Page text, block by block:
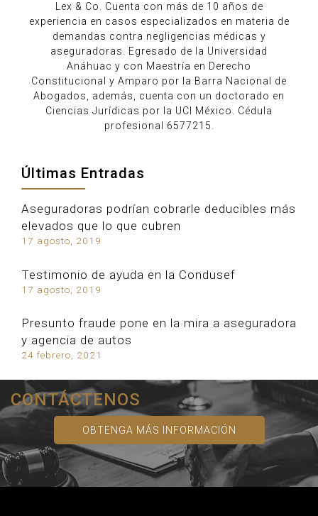
Lex & Co. Cuenta con más de 10 años de
experiencia en casos especializados en materia de
demandas contra negligencias médicas y
aseguradoras. Egresado de la Universidad
Anáhuac y con Maestría en Derecho
Constitucional y Amparo por la Barra Nacional de
Abogados, además, cuenta con un doctorado en
Ciencias Jurídicas por la UCI México. Cédula
profesional 6577215.
Últimas Entradas
Aseguradoras podrían cobrarle deducibles más
elevados que lo que cubren
17 agosto, 2019
Testimonio de ayuda en la Condusef
17 agosto, 2019
Presunto fraude pone en la mira a aseguradora
y agencia de autos
24 febrero, 2021
CONTÁCTENOS
OBTENGA MÁS INFORMACIÓN